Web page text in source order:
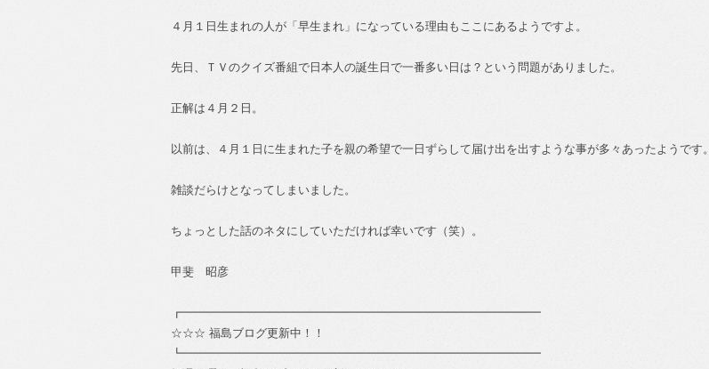
４月１日生まれの人が「早生まれ」になっている理由もここにあるようですよ。
先日、ＴＶのクイズ番組で日本人の誕生日で一番多い日は？という問題がありました。
正解は４月２日。
以前は、４月１日に生まれた子を親の希望で一日ずらして届け出を出すような事が多々あったようです。
雑談だらけとなってしまいました。
ちょっとした話のネタにしていただければ幸いです（笑）。
甲斐 昭彦
┏━━━━━━━━━━━━━━━━━━━━━━━━━━━━━━━
☆☆☆ 福島ブログ更新中！！
┗━━━━━━━━━━━━━━━━━━━━━━━━━━━━━━━